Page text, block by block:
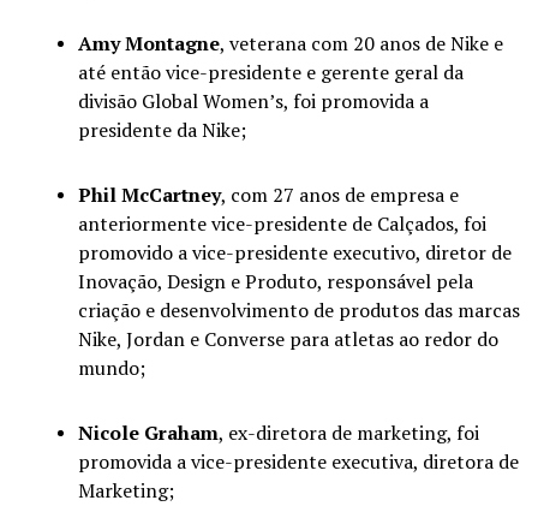
Amy Montagne, veterana com 20 anos de Nike e
até então vice-presidente e gerente geral da
divisão Global Women’s, foi promovida a
presidente da Nike;
Phil McCartney, com 27 anos de empresa e
anteriormente vice-presidente de Calçados, foi
promovido a vice-presidente executivo, diretor de
Inovação, Design e Produto, responsável pela
criação e desenvolvimento de produtos das marcas
Nike, Jordan e Converse para atletas ao redor do
mundo;
Nicole Graham, ex-diretora de marketing, foi
promovida a vice-presidente executiva, diretora de
Marketing;